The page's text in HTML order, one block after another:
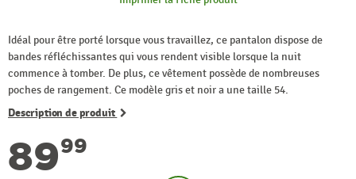
Idéal pour être porté lorsque vous travaillez, ce pantalon dispose de
bandes réfléchissantes qui vous rendent visible lorsque la nuit
commence à tomber. De plus, ce vêtement possède de nombreuses
poches de rangement. Ce modèle gris et noir a une taille 54.
Description de produit
8999